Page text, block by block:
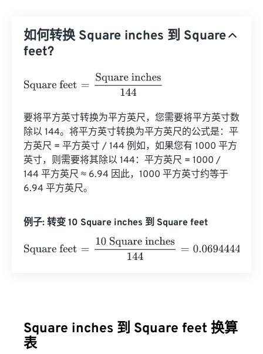
如何转换 Square inches 到 Square
feet?
Square feet = Square inches144
要将平方英寸转换为平方英尺，您需要将平方英寸数
除以 144。将平方英寸转换为平方英尺的公式是：平
方英尺 = 平方英寸 / 144 例如，如果您有 1000 平方
英寸，则需要将其除以 144：平方英尺 = 1000 /
144 平方英尺 ≈ 6.94 因此，1000 平方英寸约等于
6.94 平方英尺。
例子: 转变 10 Square inches 到 Square feet
Square feet = 10 Square inches144=0.0694444 Square
Square inches 到 Square feet 换算
表